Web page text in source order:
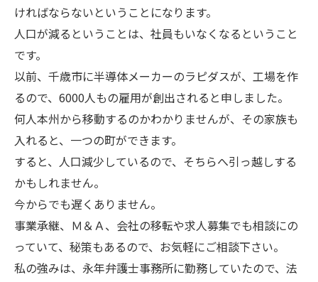
ければならないということになります。
人口が減るということは、社員もいなくなるということ
です。
以前、千歳市に半導体メーカーのラピダスが、工場を作
るので、6000人もの雇用が創出されると申しました。
何人本州から移動するのかわかりませんが、その家族も
入れると、一つの町ができます。
すると、人口減少しているので、そちらへ引っ越しする
かもしれません。
今からでも遅くありません。
事業承継、Ｍ＆Ａ、会社の移転や求人募集でも相談にの
っていて、秘策もあるので、お気軽にご相談下さい。
私の強みは、永年弁護士事務所に勤務していたので、法